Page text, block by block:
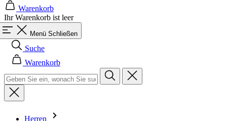
Suche
Warenkorb
Herren
Alle in der Kategorie Herren